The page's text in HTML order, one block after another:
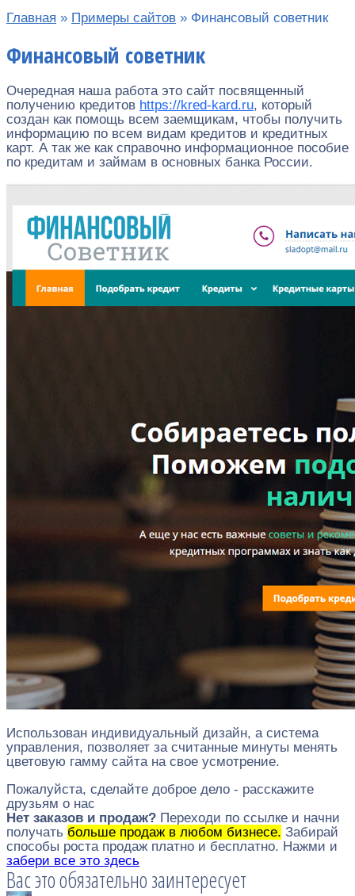
Главная » Примеры сайтов » Финансовый советник
Финансовый советник
Очередная наша работа это сайт посвященный
получению кредитов https://kred-kard.ru, который
создан как помощь всем заемщикам, чтобы получить
информацию по всем видам кредитов и кредитных
карт. А так же как справочно информационное пособие
по кредитам и займам в основных банка России.
Использован индивидуальный дизайн, а система
управления, позволяет за считанные минуты менять
цветовую гамму сайта на свое усмотрение.
Пожалуйста, сделайте доброе дело - расскажите
друзьям о нас
Нет заказов и продаж? Переходи по ссылке и начни
получать больше продаж в любом бизнесе. Забирай
способы роста продаж платно и бесплатно. Нажми и
забери все это здесь
Вас это обязательно заинтересует